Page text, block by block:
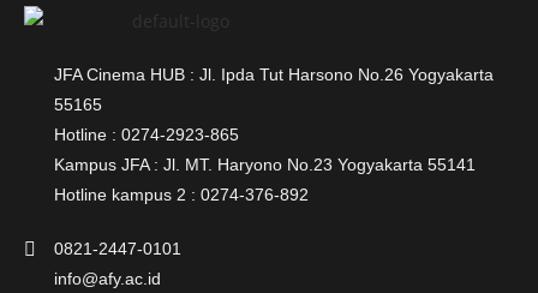
JFA Cinema HUB : Jl. Ipda Tut Harsono No.26 Yogyakarta
55165
Hotline : 0274-2923-865
Kampus JFA : Jl. MT. Haryono No.23 Yogyakarta 55141
Hotline kampus 2 : 0274-376-892
0821-2447-0101
info@afy.ac.id